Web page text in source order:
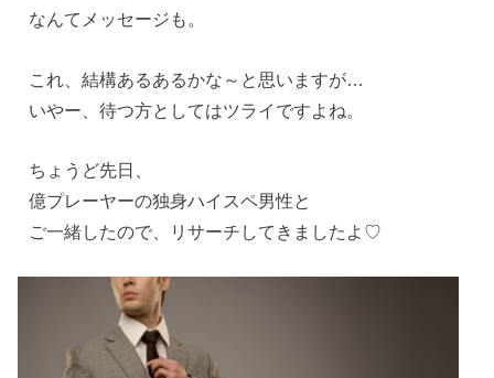
なんてメッセージも。
これ、結構あるあるかな～と思いますが…
いやー、待つ方としてはツライですよね。
ちょうど先日、
億プレーヤーの独身ハイスペ男性と
ご一緒したので、リサーチしてきましたよ♡